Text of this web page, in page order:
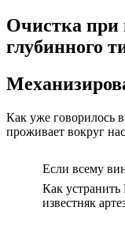
Очистка при
глубинного
Как уже говорилось
проживает вокруг
Если всему
Как
известняк